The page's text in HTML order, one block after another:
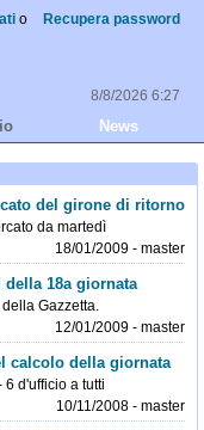
o Recupera password
8/8/2026 6:27
News
del girone di ritorno
da martedì
18/01/2009 - master
18a giornata
Gazzetta.
12/01/2009 - master
calcolo della giornata
6 d'ufficio a tutti
10/11/2008 - master